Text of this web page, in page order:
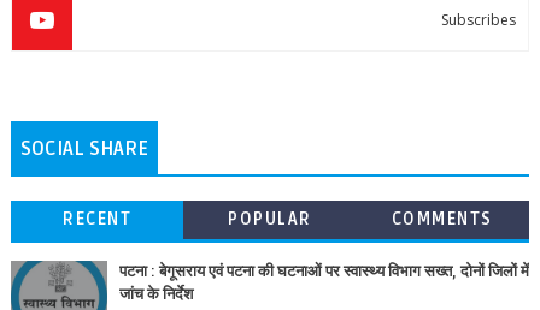
Subscribes
SOCIAL SHARE
RECENT POPULAR COMMENTS
पटना : बेगूसराय एवं पटना की घटनाओं पर स्वास्थ्य विभाग सख्त, दोनों जिलों में
जांच के निर्देश